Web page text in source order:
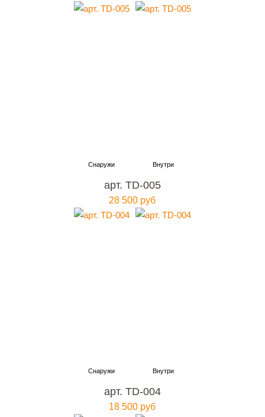
арт. TD-005
28 500 руб
арт. TD-004
18 500 руб